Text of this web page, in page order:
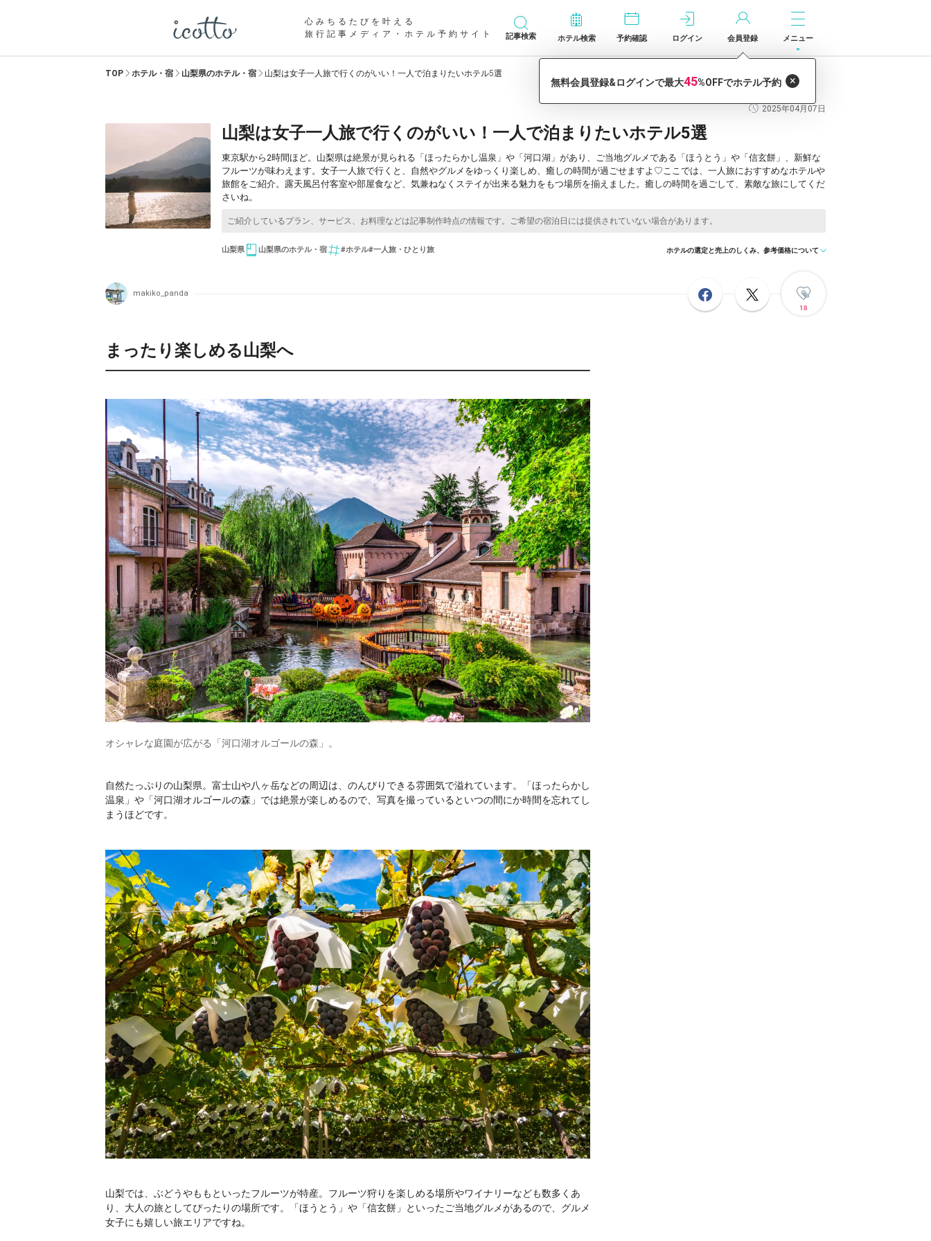
心みちるたびを叶える
旅行記事メディア・ホテル予約サイト
記事検索 ホテル検索 予約確認 ログイン 会員登録 メニュー
TOP ホテル・宿 山梨県のホテル・宿 山梨は女子一人旅で行くのがいい！一人で泊まりたいホテル5選
2025年04月07日
山梨は女子一人旅で行くのがいい！一人で泊まりたいホテル5選
東京駅から2時間ほど。山梨県は絶景が見られる「ほったらかし温泉」や「河口湖」があり、ご当地グルメである「ほうとう」や「信玄餅」、新鮮な
フルーツが味わえます。女子一人旅で行くと、自然やグルメをゆっくり楽しめ、癒しの時間が過ごせますよ♡ここでは、一人旅におすすめなホテルや
旅館をご紹介。露天風呂付客室や部屋食など、気兼ねなくステイが出来る魅力をもつ場所を揃えました。癒しの時間を過ごして、素敵な旅にしてくだ
さいね。
山梨県 山梨県のホテル・宿 #ホテル#一人旅・ひとり旅 ホテルの選定と売上のしくみ、参考価格について
makiko_panda
18
まったり楽しめる山梨へ
オシャレな庭園が広がる「河口湖オルゴールの森」。
自然たっぷりの山梨県。富士山や八ヶ岳などの周辺は、のんびりできる雰囲気で溢れています。「ほったらかし
温泉」や「河口湖オルゴールの森」では絶景が楽しめるので、写真を撮っているといつの間にか時間を忘れてし
まうほどです。
山梨では、ぶどうやももといったフルーツが特産。フルーツ狩りを楽しめる場所やワイナリーなども数多くあ
り、大人の旅としてぴったりの場所です。「ほうとう」や「信玄餅」といったご当地グルメがあるので、グルメ
女子にも嬉しい旅エリアですね。